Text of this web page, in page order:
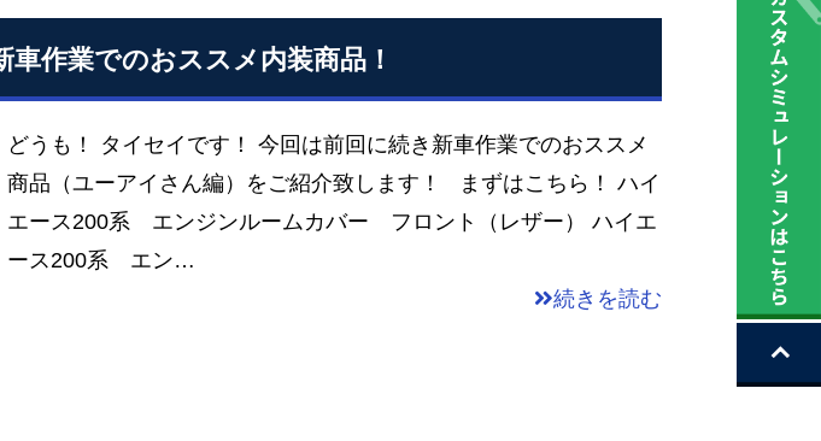
車作業でのおススメ内装商品！
どうも！ タイセイです！ 今回は前回に続き新車作業でのおススメ
商品（ユーアイさん編）をご紹介致します！ まずはこちら！ ハイ
エース200系 エンジンルームカバー フロント（レザー） ハイエ
ース200系 エン…
続きを読む